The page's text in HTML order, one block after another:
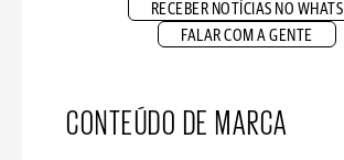
RECEBER NOTÍCIAS NO WHATS
FALAR COM A GENTE
CONTEÚDO DE MARCA